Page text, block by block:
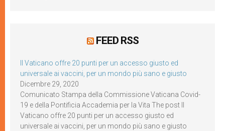
FEED RSS
Il Vaticano offre 20 punti per un accesso giusto ed
universale ai vaccini, per un mondo più sano e giusto
Dicembre 29, 2020
Comunicato Stampa della Commissione Vaticana Covid-
19 e della Pontificia Accademia per la Vita The post Il
Vaticano offre 20 punti per un accesso giusto ed
universale ai vaccini, per un mondo più sano e giusto